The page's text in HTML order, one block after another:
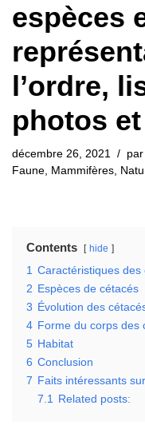
espèces
l’ordre,
photos
décembre 26, 2021 par
Faune, Mammifères,
Contents hide
1 Caractéristiques des
2 Espèces de cétacés
3 Évolution des
4 Forme du corps des
5 Habitat
6 Conclusion
7 Faits intéressants
7.1 Related posts: